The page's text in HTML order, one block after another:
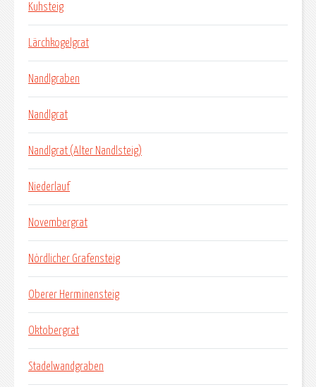
Kuhsteig
Lärchkogelgrat
Nandlgraben
Nandlgrat
Nandlgrat (Alter Nandlsteig)
Niederlauf
Novembergrat
Nördlicher Grafensteig
Oberer Herminensteig
Oktobergrat
Stadelwandgraben